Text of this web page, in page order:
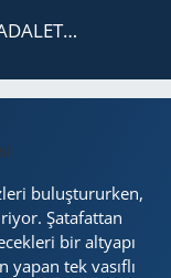
buluştururken,
Şatafattan
bir altyapı
tek vasıflı